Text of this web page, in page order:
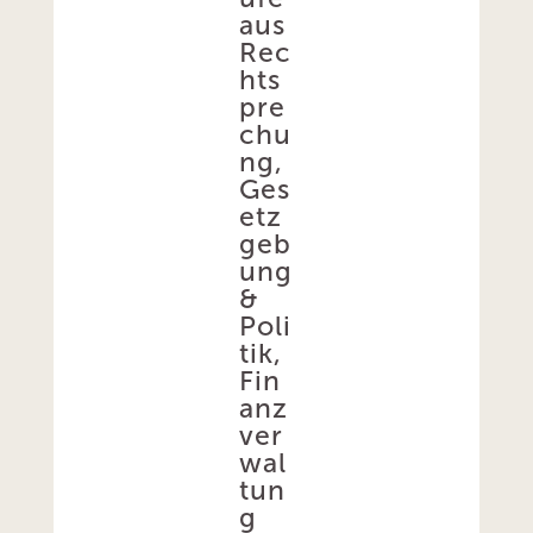
aus
Rec
hts
pre
chu
ng,
Ges
etz
geb
ung
&
Poli
tik,
Fin
anz
ver
wal
tun
g